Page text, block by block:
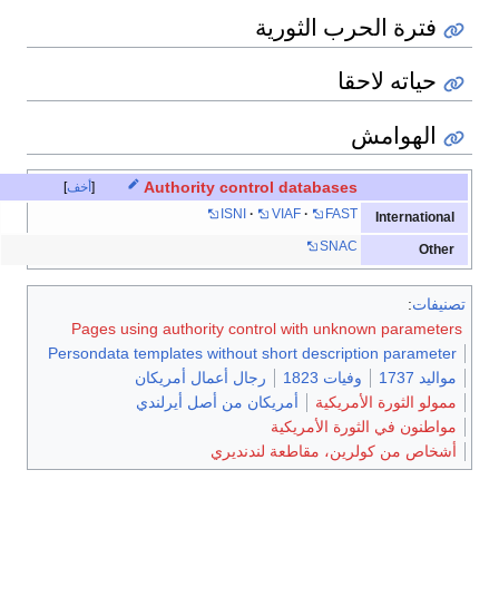
فترة الحرب الثورية
حياته لاحقا
الهوامش
أخف Authority control databases
International
ISNI VIAF FAST
Other
SNAC
تصنيفات:
Pages using authority control with unknown parameters
Persondata templates without short description parameter
مواليد 1737
وفيات 1823
رجال أعمال أمريكان
ممولو الثورة الأمريكية
أمريكان من أصل أيرلندي
مواطنون في الثورة الأمريكية
أشخاص من كولرين، مقاطعة لندنديري